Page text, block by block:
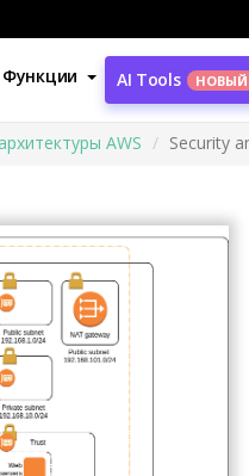
Функции AI Tools НОВЫЙ
AWS Security